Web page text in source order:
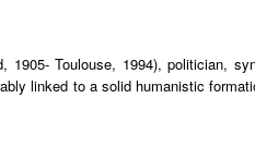
1905- Toulouse, 1994), politician,
linked to a solid humanistic